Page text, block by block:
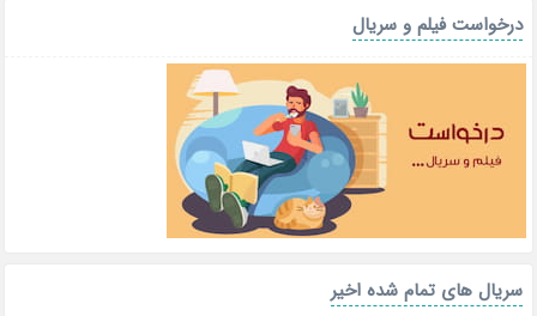
درخواست فیلم و سریال
سریال های تمام شده اخیر